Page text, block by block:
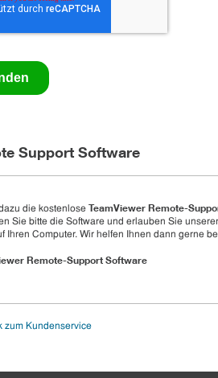
Support Software
die kostenlose TeamViewer Remote-
Sie bitte die Software und erlauben Sie
Ihren Computer. Wir helfen Ihnen dann gerne
Remote-Support Software
zum Kundenservice